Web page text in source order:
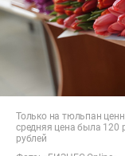
Только на тюльпан
средняя цена была 120
рублей